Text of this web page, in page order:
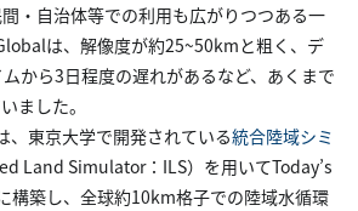
・自治体等での利用も広がりつつある一
は、解像度が約25~50kmと粗く、デ
から3日程度の遅れがあるなど、あくまで
ました。
、東京大学で開発されている統合陸域シミ
Land Simulator：ILS）を用いてToday’s
構築し、全球約10km格子での陸域水循環